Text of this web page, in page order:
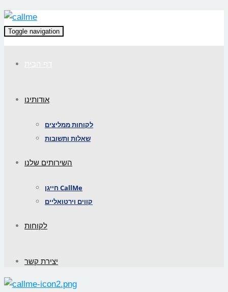
Toggle navigation
אודותינו
לקוחות ממליצים
שאלות ותשובות
השירותים שלנו
חייגן CallMe
קווים וירטואליים
לקוחות
יצירת קשר